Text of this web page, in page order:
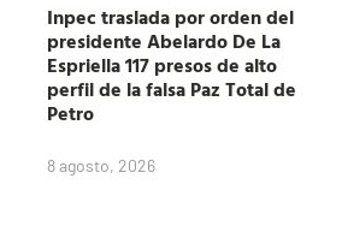
Inpec traslada por orden del
presidente Abelardo De La
Espriella 117 presos de alto
perfil de la falsa Paz Total de
Petro
8 agosto, 2026